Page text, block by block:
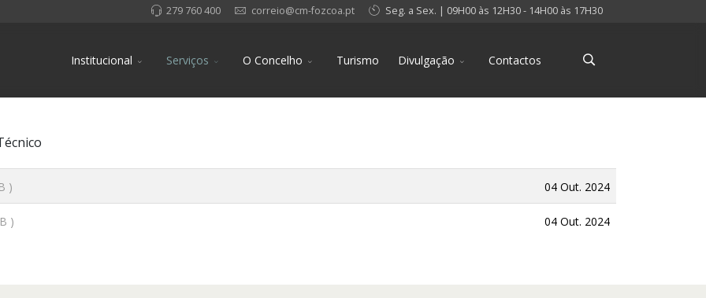
279 760 400 correio@cm-fozcoa.pt Seg. a Sex. | 09H00 às 12H30 - 14H00 às 17H30
Institucional Serviços O Concelho Turismo Divulgação Contactos
) 04 Out. 2024
) 04 Out. 2024